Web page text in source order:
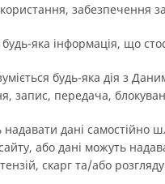
забезпечення
яка інформація, що
будь-яка дія з
запис, передача,
надавати дані
або дані можуть
скарг та/або